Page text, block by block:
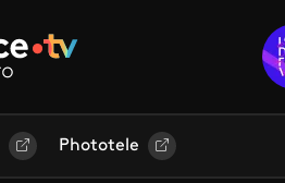
Phototele